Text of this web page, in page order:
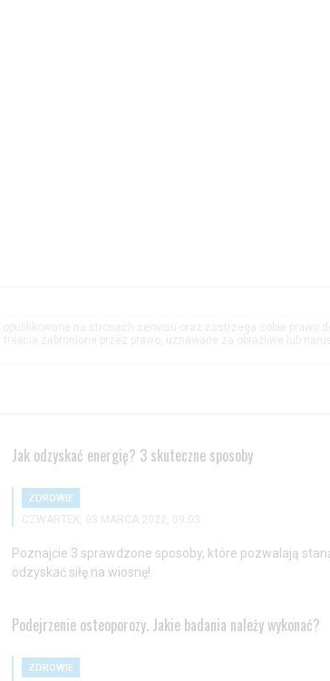
Jak odzyskać energię? 3 skuteczne sposoby
ZDROWIE
CZWARTEK, 03 MARCA 2022, 09:03
Poznajcie 3 sprawdzone sposoby, które pozwalają
odzyskać siłę na wiosnę!
Podejrzenie osteoporozy. Jakie badania należy wykonać?
ZDROWIE